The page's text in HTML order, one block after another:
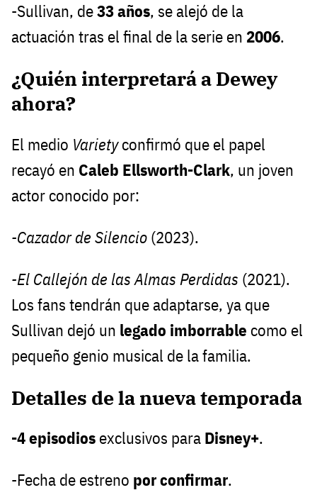
-Sullivan, de33 años, se alejó de la
actuación tras el final de la serie en 2006.
¿Quién interpretará a Dewey
ahora?
El medio Varietyconfirmó que el papel
recayó en Caleb Ellsworth-Clark, un joven
actor conocido por:
-Cazador de Silencio (2023).
-El Callejón de las Almas Perdidas (2021).
Los fans tendrán que adaptarse, ya que
Sullivan dejó un legado imborrable como el
pequeño genio musical de la familia.
Detalles de la nueva temporada
-4 episodios exclusivos para Disney+.
-Fecha de estreno por confirmar.